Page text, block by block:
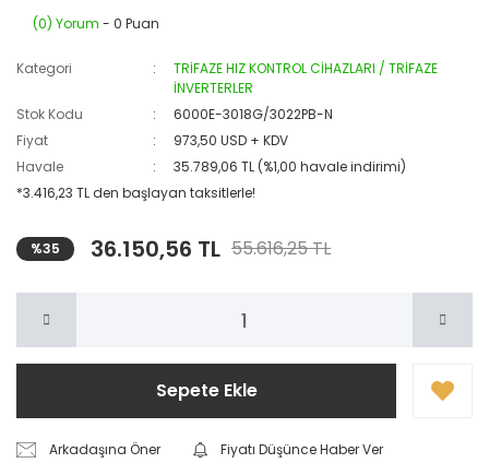
(0) Yorum - 0 Puan
Kategori
TRİFAZE HIZ KONTROL CİHAZLARI / TRİFAZE
İNVERTERLER
Stok Kodu
6000E-3018G/3022PB-N
Fiyat
973,50 USD + KDV
Havale
35.789,06 TL (%1,00 havale indirimi)
*3.416,23 TL den başlayan taksitlerle!
%35 36.150,56 TL 55.616,25 TL
Sepete Ekle
Arkadaşına Öner
Fiyatı Düşünce Haber Ver